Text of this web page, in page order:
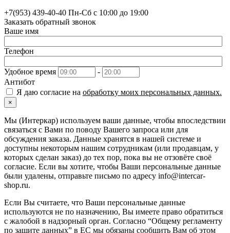
+7(953) 439-40-40 Пн-Сб с 10:00 до 19:00
Заказать обратный звонок
Ваше имя
Телефон
Удобное время
-
Антибот
Я даю согласие на обработку моих персональных данных.
×
Мы (Интеркар) используем ваши данные, чтобы впоследствии
связаться с Вами по поводу Вашего запроса или для
обсуждения заказа. Данные хранятся в нашей системе и
доступны некоторым нашим сотрудникам (или продавцам, у
которых сделан заказ) до тех пор, пока вы не отзовёте своё
согласие. Если вы хотите, чтобы Ваши персональные данные
были удалены, отправьте письмо по адресу info@intercar-
shop.ru.
Если Вы считаете, что Ваши персональные данные
используются не по назначению, Вы имеете право обратиться
с жалобой в надзорный орган. Согласно “Общему регламенту
по защите данных” в ЕС мы обязаны сообщить Вам об этом